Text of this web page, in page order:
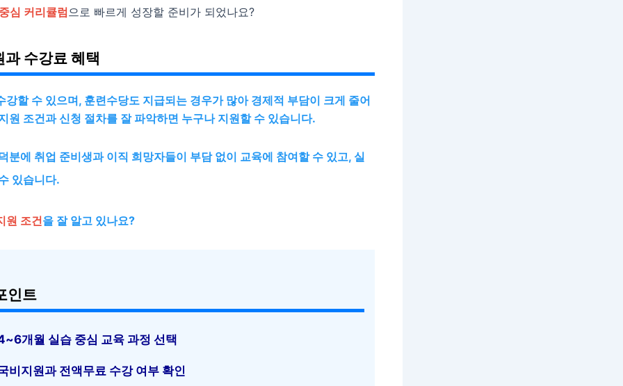
심 커리큘럼으로 빠르게 성장할 준비가 되었나요?
과 수강료 혜택
강할 수 있으며, 훈련수당도 지급되는 경우가 많아 경제적 부담이 크게 줄어
원 조건과 신청 절차를 잘 파악하면 누구나 지원할 수 있습니다.
분에 취업 준비생과 이직 희망자들이 부담 없이 교육에 참여할 수 있고, 실
있습니다.
원 조건을 잘 알고 있나요?
인트
개월 실습 중심 교육 과정 선택
비지원과 전액무료 수강 여부 확인